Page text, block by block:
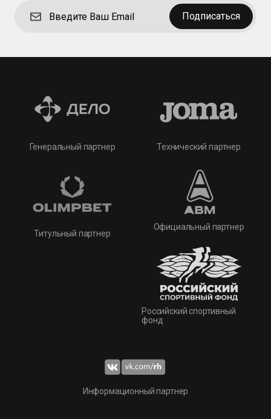
Подписаться
Генеральный партнер
Титульный партнер
Технический партнер
Официальный партнер
Российский спортивный
фонд
Информационный партнер